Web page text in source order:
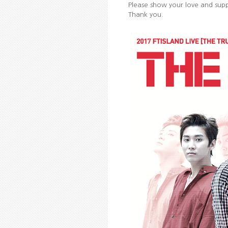
Please show your love and
Thank you.